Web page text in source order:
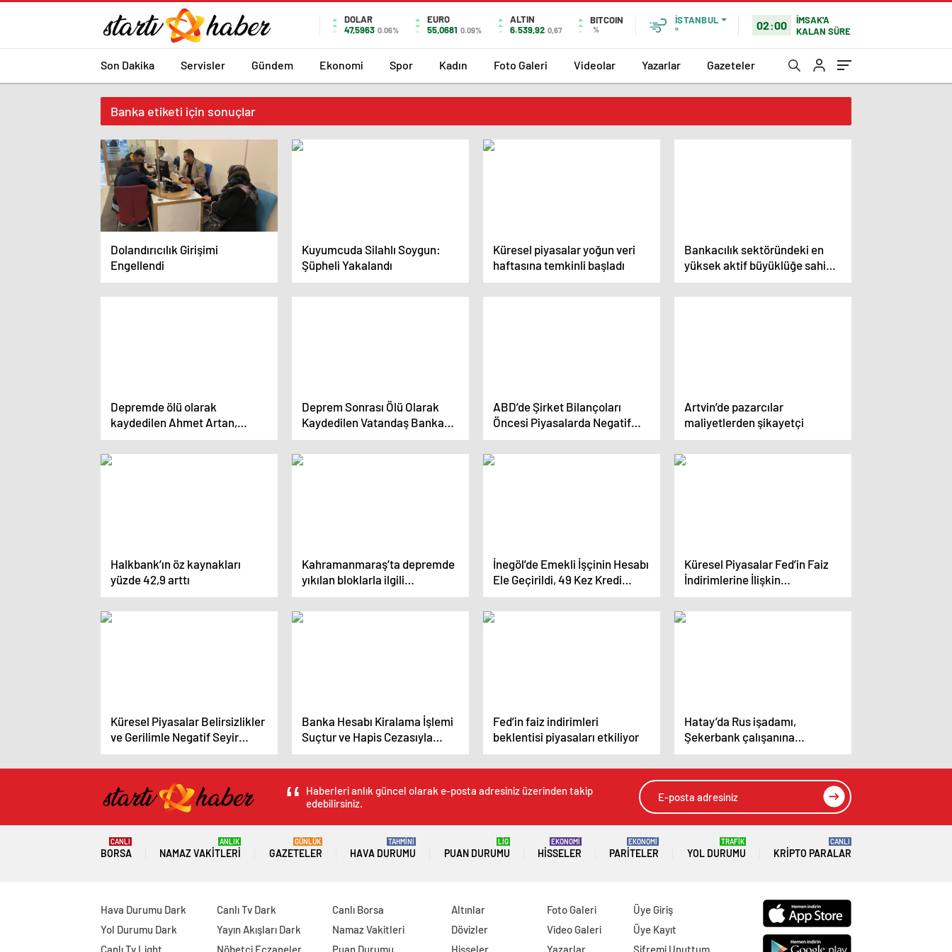
DOLAR
47,5963 0.06%
EURO
55,0681 0.09%
ALTIN
6.539,92 0,67
BITCOIN
%
İSTANBUL
°
02:00
İMSAK'A
KALAN SÜRE
Son Dakika Servisler Gündem Ekonomi Spor Kadın Foto Galeri Videolar Yazarlar Gazeteler
Banka etiketi için sonuçlar
Dolandırıcılık Girişimi
Engellendi
Kuyumcuda Silahlı Soygun:
Şüpheli Yakalandı
Küresel piyasalar yoğun veri
haftasına temkinli başladı
Bankacılık sektöründeki en
yüksek aktif büyüklüğe sahip
10 banka geçen yıl rekor kırdı
Depremde ölü olarak
kaydedilen Ahmet Artan,
yaşadığı karmaşayı
atlatabilmek için mücadele
ediyor
Deprem Sonrası Ölü Olarak
Kaydedilen Vatandaş Bankayı
İkna Edemiyor
ABD’de Şirket Bilançoları
Öncesi Piyasalarda Negatif
Seyir
Artvin’de pazarcılar
maliyetlerden şikayetçi
Halkbank’ın öz kaynakları
yüzde 42,9 arttı
Kahramanmaraş’ta depremde
yıkılan bloklarla ilgili
iddianame hazırlandı
İnegöl’de Emekli İşçinin Hesabı
Ele Geçirildi, 49 Kez Kredi
Çekildi
Küresel Piyasalar Fed’in Faiz
İndirimlerine İlişkin
Beklentilerin Zayıflamasıyla
Negatif Seyir İzliyor
Küresel Piyasalar Belirsizlikler
ve Gerilimle Negatif Seyir
İzliyor
Banka Hesabı Kiralama İşlemi
Suçtur ve Hapis Cezasıyla
Karşı Karşıya Bırakabilir
Fed’in faiz indirimleri
beklentisi piyasaları etkiliyor
Hatay’da Rus işadamı,
Şekerbank çalışanına
kaptırdığı 13 milyon doları geri
almak için mücadele veriyor
Haberleri anlık güncel olarak e-posta adresiniz üzerinden takip
edebilirsiniz.
BORSA
CANLI
NAMAZ VAKITLERI
ANLIK
GAZETELER
GÜNLÜK
HAVA DURUMU
TAHMİNİ
PUAN DURUMU
LİG
HISSELER
EKONOMİ
PARITELER
EKONOMİ
YOL DURUMU
TRAFİK
KRIPTO PARALAR
CANLI
Hava Durumu Dark
Yol Durumu Dark
Canlı Tv Light
Canlı Tv Dark
Yayın Akışları Dark
Nöbetçi Eczaneler
Canlı Borsa
Namaz Vakitleri
Puan Durumu
Altınlar
Dövizler
Hisseler
Foto Galeri
Video Galeri
Yazarlar
Üye Giriş
Üye Kayıt
Şifremi Unuttum